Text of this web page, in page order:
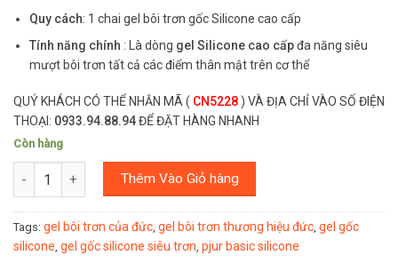
Quy cách: 1 chai gel bôi trơn gốc Silicone cao cấp
Tính năng chính : Là dòng gel Silicone cao cấpđa năng siêu
mượt bôi trơn tất cả các điểm thân mật trên cơ thể
QUÝ KHÁCH CÓ THỂ NHẮN MÃ ( CN5228) VÀ ĐỊA CHỈ VÀO SỐ ĐIỆN
THOẠI: 0933.94.88.94ĐỂ ĐẶT HÀNG NHANH
Còn hàng
Số lượng Thêm Vào Giỏ hàng
Tags: gel bôi trơn của đức, gel bôi trơn thương hiệu đức, gel gốc
silicone, gel gốc silicone siêu trơn, pjur basic silicone